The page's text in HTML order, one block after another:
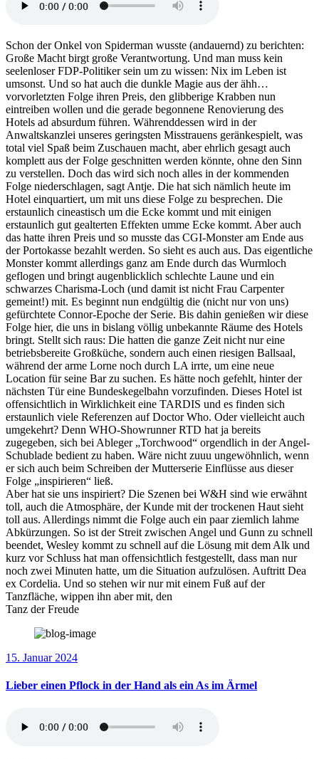
Schon der Onkel von Spiderman wusste (andauernd) zu berichten:
Große Macht birgt große Verantwortung. Und man muss kein
seelenloser FDP-Politiker sein um zu wissen: Nix im Leben ist
umsonst. Und so hat auch die dunkle Magie aus der ähh…
vorvorletzten Folge ihren Preis, den glibberige Krabben nun
eintreiben wollen und die gerade begonnene Renovierung des
Hotels ad absurdum führen. Währenddessen wird in der
Anwaltskanzlei unseres geringsten Misstrauens geränkespielt, was
total viel Spaß beim Zuschauen macht, aber ehrlich gesagt auch
komplett aus der Folge geschnitten werden könnte, ohne den Sinn
zu verstellen. Doch das wird sich noch alles in der kommenden
Folge niederschlagen, sagt Antje. Die hat sich nämlich heute im
Hotel einquartiert, um mit uns diese Folge zu besprechen. Die
erstaunlich cineastisch um die Ecke kommt und mit einigen
erstaunlich gut gealterten Effekten umme Ecke kommt. Aber auch
das hatte ihren Preis und so musste das CGI-Monster am Ende aus
der Portokasse bezahlt werden. So sieht es auch aus. Das eigentliche
Monster kommt allerdings ganz am Ende durch das Wurmloch
geflogen und bringt augenblicklich schlechte Laune und ein
schwarzes Charisma-Loch (und damit ist nicht Frau Carpenter
gemeint!) mit. Es beginnt nun endgültig die (nicht nur von uns)
gefürchtete Connor-Epoche der Serie. Bis dahin genießen wir diese
Folge hier, die uns in bislang völlig unbekannte Räume des Hotels
bringt. Stellt sich raus: Die hatten die ganze Zeit nicht nur eine
betriebsbereite Großküche, sondern auch einen riesigen Ballsaal,
während der arme Lorne noch durch LA irrte, um eine neue
Location für seine Bar zu suchen. Es hätte noch gefehlt, hinter der
nächsten Tür eine Bundeskegelbahn vorzufinden. Dieses Hotel ist
offensichtlich in Wirklichkeit eine TARDIS und es finden sich
erstaunlich viele Referenzen auf Doctor Who. Oder vielleicht auch
umgekehrt? Denn WHO-Showrunner RTD hat ja bereits
zugegeben, sich bei Ableger „Torchwood“ orgendlich in der Angel-
Schublade bedient zu haben. Wäre nicht zuuu ungewöhnlich, wenn
er sich auch beim Schreiben der Mutterserie Einflüsse aus dieser
Folge „inspirieren“ ließ.
Aber hat sie uns inspiriert? Die Szenen bei W&H sind wie erwähnt
toll, auch die Atmosphäre, der Kunde mit der trockenen Haut sieht
toll aus. Allerdings nimmt die Folge auch ein paar ziemlich lahme
Abkürzungen. So ist der Streit zwischen Angel und Gunn zu schnell
beendet, Wesley kommt zu schnell auf die Lösung mit dem Alk und
kurz vor Schluss hat man offensichtlich festgestellt, dass man nur
noch zwei Minuten hatte, um die Situation aufzulösen. Auftritt Dea
ex Cordelia. Und so stehen wir nur mit einem Fuß auf der
Tanzfläche, wippen ihn aber mit, den
Tanz der Freude
15. Januar 2024
Lieber einen Pflock in der Hand als ein As im Ärmel